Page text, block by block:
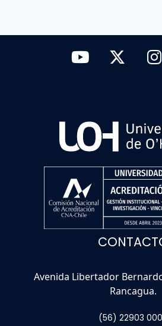
Avenida Libertador
Rancagua.
(56) 22903